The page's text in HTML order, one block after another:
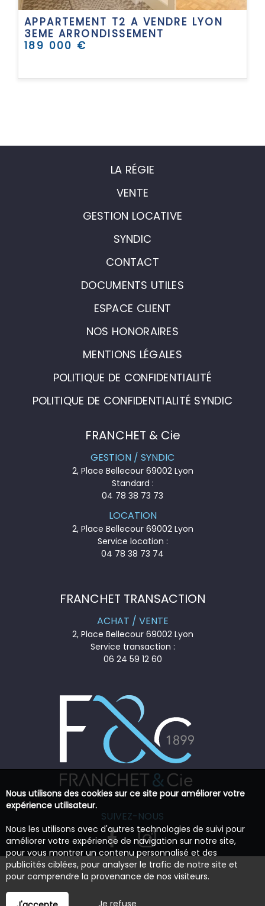
APPARTEMENT T2 A VENDRE LYON
3EME ARRONDISSEMENT
189 000 €
LA RÉGIE
VENTE
GESTION LOCATIVE
SYNDIC
CONTACT
DOCUMENTS UTILES
ESPACE CLIENT
NOS HONORAIRES
MENTIONS LÉGALES
POLITIQUE DE CONFIDENTIALITÉ
POLITIQUE DE CONFIDENTIALITÉ SYNDIC
FRANCHET & Cie
GESTION / SYNDIC
2, Place Bellecour 69002 Lyon
Standard :
04 78 38 73 73
LOCATION
2, Place Bellecour 69002 Lyon
Service location :
04 78 38 73 74
FRANCHET TRANSACTION
ACHAT / VENTE
2, Place Bellecour 69002 Lyon
Service transaction :
06 24 59 12 60
SUIVEZ-NOUS
Nous utilisons des cookies sur ce site pour améliorer votre
expérience utilisateur.
Nous les utilisons avec d'autres technologies de suivi pour
améliorer votre expérience de navigation sur notre site,
pour vous montrer un contenu personnalisé et des
publicités ciblées, pour analyser le trafic de notre site et
pour comprendre la provenance de nos visiteurs.
Je refuse